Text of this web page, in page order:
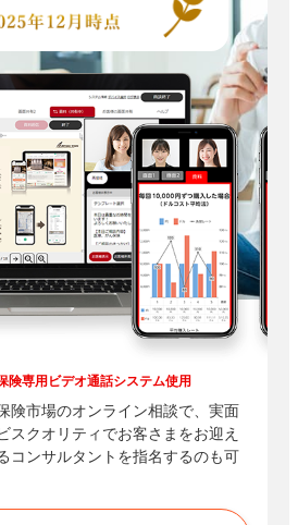
険専用ビデオ通話システム使用
険市場のオンライン相談で、実面
スクオリティでお客さまをお迎え
コンサルタントを指名するのも可